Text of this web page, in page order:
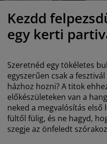
matracok
és kiegészítők
világítás
kiegészítők
Kezdd
egy kerti
Szeretnéd egy tökéletes
egyszerűen csak a
házhoz hozni? A titok
előkészületeken van a
neked a megvalósítás
fültől fülig, és ne hagyd,
szegje az önfeledt